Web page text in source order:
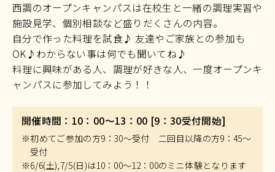
西調のオープンキャンパスは在校生と一緒の調理実習や
施設見学、個別相談など盛りだくさんの内容。
自分で作った料理を試食♪ 友達やご家族との参加も
OK♪わからない事は何でも聞いてね♪
料理に興味がある人、調理が好きな人、一度オープンキ
ャンパスに参加してみよう！！
開催時間：10：00～13：00 [9：30受付開始]
※初めてご参加の方9：30～受付 二回目以降の方9：45～
受付
※6/6(土),7/5(日)は10：00～12：00のミニ体験となります